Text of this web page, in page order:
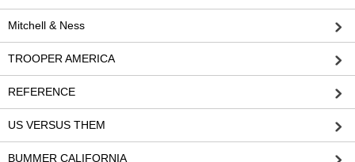
Mitchell & Ness
TROOPER AMERICA
REFERENCE
US VERSUS THEM
BUMMER CALIFORNIA